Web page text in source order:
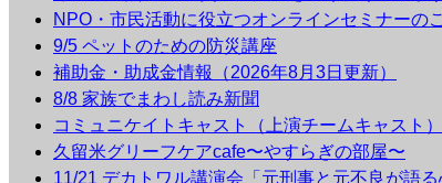
NPO・市民活動に役立つオンラインセミナーの
9/5 ペットのための防災講座
補助金・助成金情報（2026年8月3日更新）
8/8 家族でまわし読み新聞
コミュニケイトキャスト（上演チームキャスト）
久留米グリーフケアcafe〜やすらぎの部屋〜
11/21 デカトワル講演会「元刑事と元不良が語る